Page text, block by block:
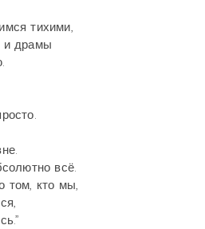
тихими,
и драмы
всё.
том, кто мы,